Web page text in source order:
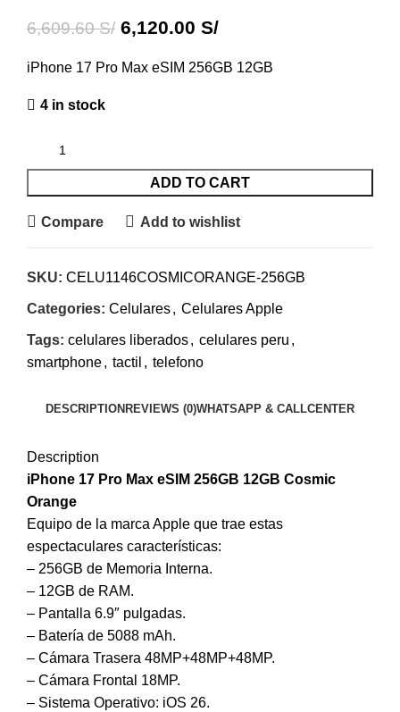
6,609.60S/ 6,120.00 S/
iPhone 17 Pro Max eSIM 256GB 12GB
4 in stock
ADD TO CART
Compare Add to wishlist
SKU: CELU1146COSMICORANGE-256GB
Categories: Celulares, Celulares Apple
Tags: celulares liberados, celulares peru ,
smartphone, tactil , telefono
DESCRIPTION REVIEWS (0)WHATSAPP & CALLCENTER
Description
iPhone 17 Pro Max eSIM 256GB 12GB Cosmic
Orange
Equipo de la marca Apple que trae estas
espectaculares características:
– 256GB de Memoria Interna.
– 12GB de RAM.
– Pantalla 6.9″ pulgadas.
– Batería de 5088 mAh.
– Cámara Trasera 48MP+48MP+48MP.
– Cámara Frontal 18MP.
– Sistema Operativo: iOS 26.